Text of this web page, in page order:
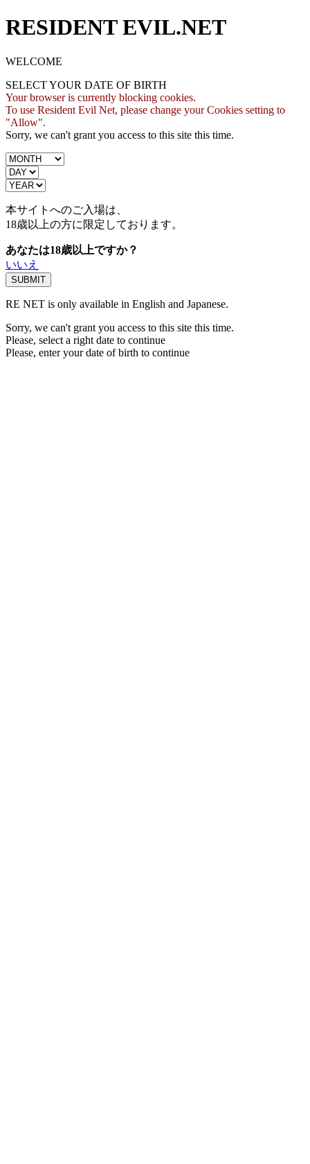
RESIDENT EVIL.NET
WELCOME
SELECT YOUR DATE OF BIRTH
Your browser is currently blocking cookies.
To use Resident Evil Net, please change your Cookies setting to
"Allow".
Sorry, we can't grant you access to this site this time.
本サイトへのご入場は、
18歳以上の方に限定しております。
あなたは18歳以上ですか？
いいえ
RE NET is only available in English and Japanese.
Sorry, we can't grant you access to this site this time.
Please, select a right date to continue
Please, enter your date of birth to continue